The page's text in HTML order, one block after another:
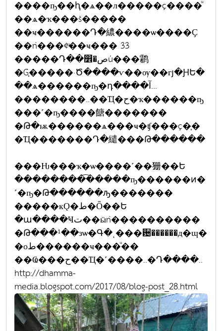
����ҧ��ԧ�ѧ��л�����ç����ͧ
��ѧ�ҡ���š�����
��ҹ������Դ�繷����ѡ����Ҫ
��ǹ���¢ͧ��ҹ��� 33
�����Դ��෾�صú���鹴
�Ǵ֧�����·Ծ����ѵ��ѹ��гյ�ԨԵ�
��ѧ������ҧ�դ����آ...
��������..��Ҵ�ح�ҡ������ҧ
���˹�ҧ����餹�������
�Թ�ѭ������ѧ���ҹ�ʧ���ç�֧�
�Ҵ�������Դ�繾���Թ������
���Ƕ���ҡ�ѡ����˹��㹪��Ե
��������͡�����ҧ������ͷ�
˹�ҧ�Թ������ԡ�������
�����кǪ�ط�Ȫ��Ե
�ա����Ҹت��ӹǹ����������
�Թ���¹��зѡ�Գ�ͺ���਴������д�ɰ�
�оط������ҹ���ͧ��
��Ҩ���ح��Ҵ�˹����..�Դ����..
http://dhamma-
media.blogspot.com/2017/08/blog-post_28.html